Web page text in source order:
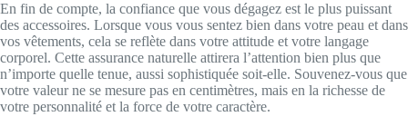
En fin de compte, la confiance que vous dégagez est le plus puissant
des accessoires. Lorsque vous vous sentez bien dans votre peau et dans
vos vêtements, cela se reflète dans votre attitude et votre langage
corporel. Cette assurance naturelle attirera l’attention bien plus que
n’importe quelle tenue, aussi sophistiquée soit-elle. Souvenez-vous que
votre valeur ne se mesure pas en centimètres, mais en la richesse de
votre personnalité et la force de votre caractère.